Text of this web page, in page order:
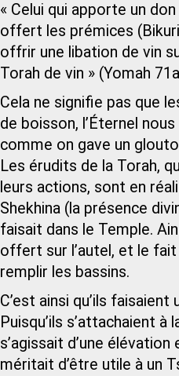
« Celui qui apporte un
offert les prémices
offrir une libation de vin
Torah de vin » (Yomah
Cela ne signifie pas que
de boisson, l’Éternel
comme on gave un
Les érudits de la Torah,
leurs actions, sont en
Shekhina (la présence
faisait dans le Temple.
offert sur l’autel, et le
remplir les bassins.
C’est ainsi qu’ils
Puisqu’ils s’attachaient à
s’agissait d’une
méritait d’être utile à un